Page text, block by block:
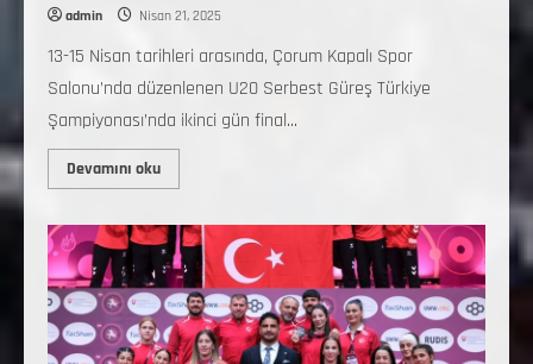
admin Nisan 21, 2025
13-15 Nisan tarihleri arasında, Çorum Kapalı Spor
Salonu’nda düzenlenen U20 Serbest Güreş Türkiye
Şampiyonası’nda ikinci gün final...
Devamını oku